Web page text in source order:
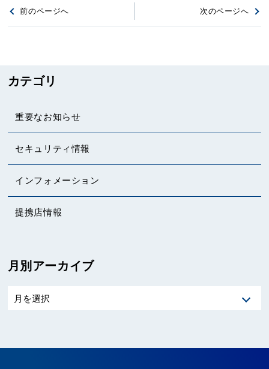
前のページへ 次のページへ
カテゴリ
重要なお知らせ
セキュリティ情報
インフォメーション
提携店情報
月別アーカイブ